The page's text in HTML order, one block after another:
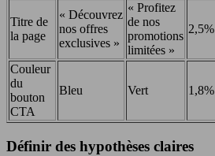
Titre de
la page
« Découvrez
nos offres
exclusives »
« Profitez
de nos
promotions
limitées »
2,5%
Couleur
du
bouton
CTA
Bleu Vert 1,8%
Définir des hypothèses claires